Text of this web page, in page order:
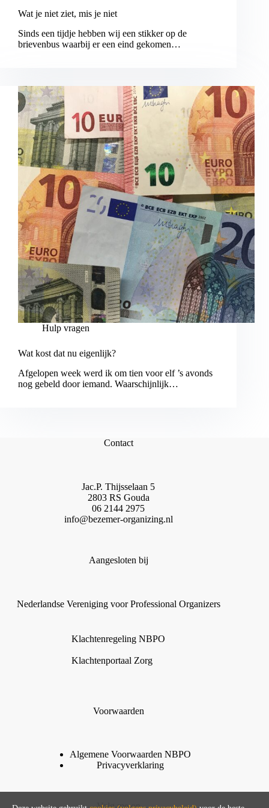
Wat je niet ziet, mis je niet
Sinds een tijdje hebben wij een stikker op de
brievenbus waarbij er een eind gekomen…
Hulp vragen
Wat kost dat nu eigenlijk?
Afgelopen week werd ik om tien voor elf ’s avonds
nog gebeld door iemand. Waarschijnlijk…
Contact
Jac.P. Thijsselaan 5
2803 RS Gouda
06 2144 2975
info@bezemer-organizing.nl
Aangesloten bij
Nederlandse Vereniging voor Professional Organizers
Klachtenregeling NBPO
Klachtenportaal Zorg
Voorwaarden
Algemene Voorwaarden NBPO
Privacyverklaring